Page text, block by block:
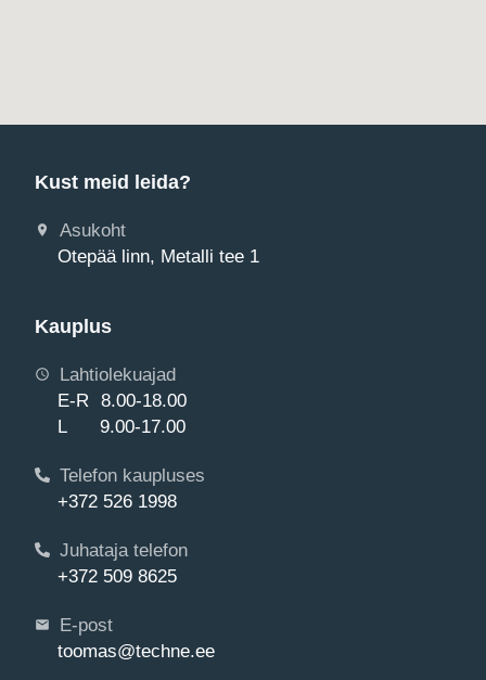
Kust meid leida?
Asukoht
Otepää linn, Metalli tee 1
Kauplus
Lahtiolekuajad
E-R 8.00-18.00
L 9.00-17.00
Telefon kaupluses
+372 526 1998
Juhataja telefon
+372 509 8625
E-post
toomas@techne.ee